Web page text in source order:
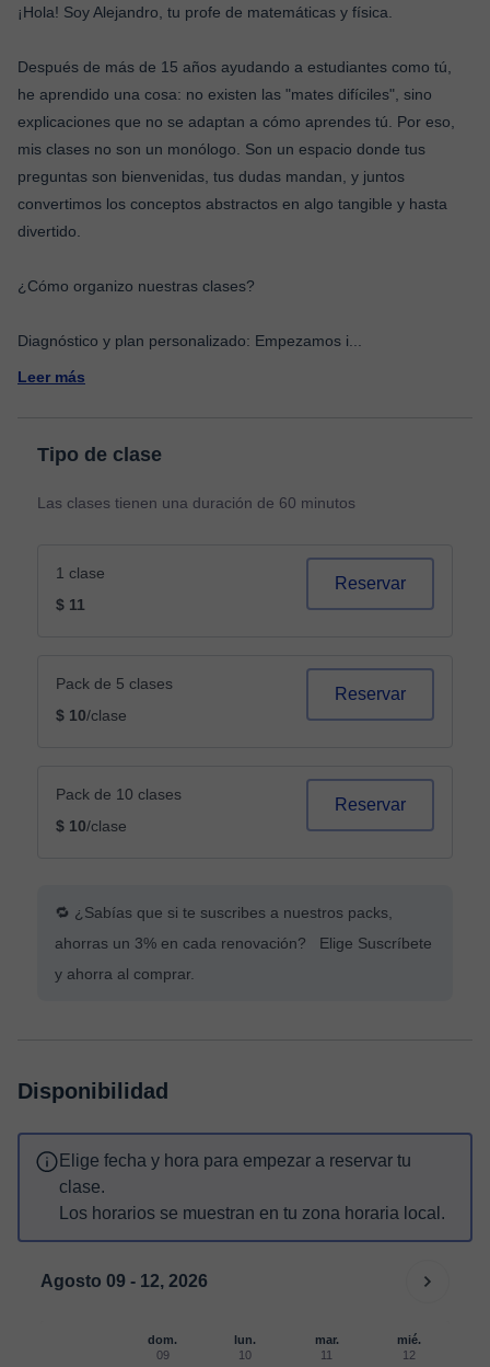
¡Hola! Soy Alejandro, tu profe de matemáticas y física.
Después de más de 15 años ayudando a estudiantes como tú,
he aprendido una cosa: no existen las "mates difíciles", sino
explicaciones que no se adaptan a cómo aprendes tú. Por eso,
mis clases no son un monólogo. Son un espacio donde tus
preguntas son bienvenidas, tus dudas mandan, y juntos
convertimos los conceptos abstractos en algo tangible y hasta
divertido.
¿Cómo organizo nuestras clases?
Diagnóstico y plan personalizado: Empezamos i
Leer más
Tipo de clase
Las clases tienen una duración de 60 minutos
1 clase
$ 11
Reservar
Pack de 5 clases
$ 10/clase
Reservar
Pack de 10 clases
$ 10/clase
Reservar
🔁 ¿Sabías que si te suscribes a nuestros packs,
ahorras un 3% en cada renovación? Elige Suscríbete
y ahorra al comprar.
Disponibilidad
Elige fecha y hora para empezar a reservar tu
clase.
Los horarios se muestran en tu zona horaria local.
Agosto 09 - 12, 2026
dom.
09
lun.
10
mar.
11
mié.
12